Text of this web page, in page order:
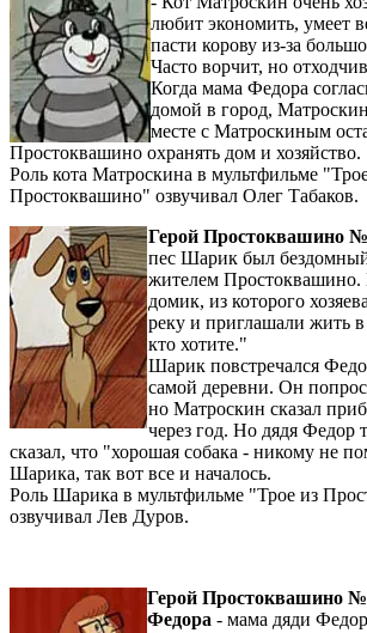
любит экономить, умеет
пасти корову из-за
Часто ворчит, но
Когда мама Федора
домой в город,
месте с Матроскиным
Простоквашино охранять дом и хозяйство.
Роль кота Матроскина в мультфильме
Простоквашино" озвучивал Олег Табаков.
Герой Простоквашино
пес Шарик был
жителем Простоквашино.
домик, из которого
реку и приглашали жить
кто хотите."
Шарик повстречался
самой деревни. Он
но Матроскин сказал
через год. Но дядя Федор
сказал, что "хорошая собака - никому не
Шарика, так вот все и началось.
Роль Шарика в мультфильме "Трое из
озвучивал Лев Дуров.
Герой Простоквашино
Федора - мама дяди